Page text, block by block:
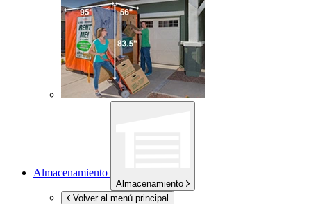
Almacenamiento
Almacenamiento
Volver al menú principal